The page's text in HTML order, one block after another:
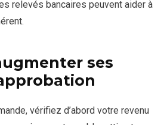
relevés bancaires peuvent aider à
ses
vérifiez d’abord votre revenu